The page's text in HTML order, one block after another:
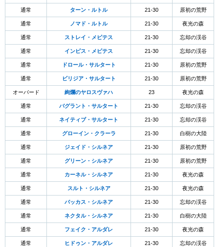
通常 ターン・ルトル 21-30 原初の荒野
通常 ノマド・ルトル 21-30 夜光の森
通常 ストレイ・メピテス 21-30 忘却の渓谷
通常 インピス・メピテス 21-30 忘却の渓谷
通常 ドロール・サルタート 21-30 原初の荒野
通常 ビリジア・サルタート 21-30 原初の荒野
オーバード 絢爛のヤロスヴァハ 23 夜光の森
通常 バグラント・サルタート 21-30 忘却の渓谷
通常 ネイティブ・サルタート 21-30 忘却の渓谷
通常 グローイン・クラーラ 21-30 白樹の大陸
通常 ジェイド・シルネア 21-30 原初の荒野
通常 グリーン・シルネア 21-30 原初の荒野
通常 カーネル・シルネア 21-30 夜光の森
通常 スルト・シルネア 21-30 夜光の森
通常 バッカス・シルネア 21-30 忘却の渓谷
通常 ネクタル・シルネア 21-30 白樹の大陸
通常 フェイク・アルダレ 21-30 夜光の森
通常 ヒドゥン・アルダレ 21-30 忘却の渓谷